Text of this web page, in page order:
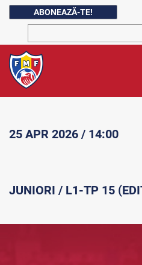
ABONEAZĂ-TE!
25 APR 2026 / 14:00
JUNIORI / L1-TP 15